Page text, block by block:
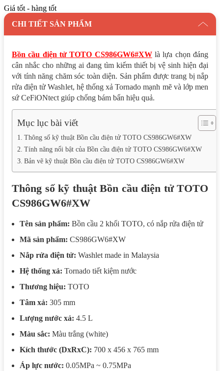
Giá tốt - hàng tốt
CHI TIẾT SẢN PHẨM
Bồn cầu điện tử TOTO CS986GW6#XWlà lựa chọn đáng
cân nhắc cho những ai đang tìm kiếm thiết bị vệ sinh hiện đại
với tính năng chăm sóc toàn diện. Sản phẩm được trang bị nắp
rửa điện tử Washlet, hệ thống xả Tornado mạnh mẽ và lớp men
sứ CeFiONtect giúp chống bám bẩn hiệu quả.
Mục lục bài viết
Thông số kỹ thuật Bồn cầu điện tử TOTO CS986GW6#XW
Tính năng nổi bật của Bồn cầu điện tử TOTO CS986GW6#XW
Bản vẽ kỹ thuật Bồn cầu điện tử TOTO CS986GW6#XW
Thông số kỹ thuật Bồn cầu điện tử TOTO
CS986GW6#XW
Tên sản phẩm: Bồn cầu 2 khối TOTO, có nắp rửa điện tử
Mã sản phẩm: CS986GW6#XW
Nắp rửa điện tử: Washlet made in Malaysia
Hệ thống xả: Tornado tiết kiệm nước
Thương hiệu: TOTO
Tâm xả: 305 mm
Lượng nước xả: 4.5 L
Màu sắc: Màu trắng (white)
Kích thước (DxRxC): 700 x 456 x 765 mm
Áp lực nước: 0.05MPa ~ 0.75MPa